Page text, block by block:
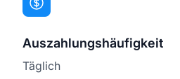
Auszahlungshäufigkeit
Täglich